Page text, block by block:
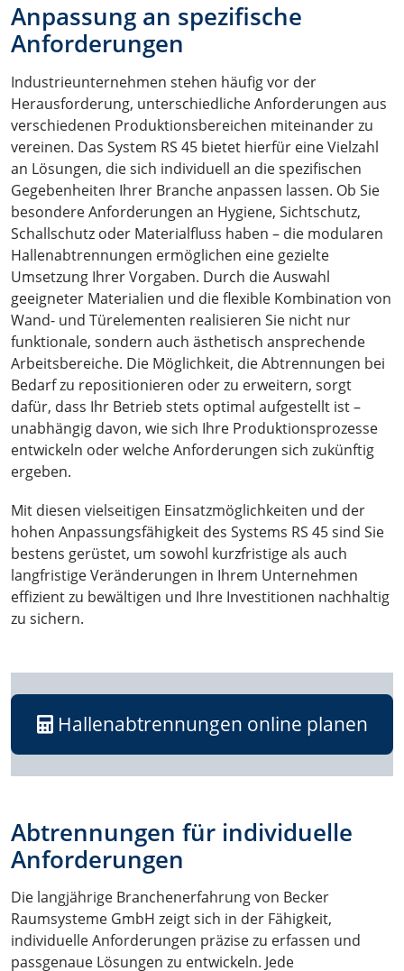
Anpassung an spezifische
Anforderungen
Industrieunternehmen stehen häufig vor der
Herausforderung, unterschiedliche Anforderungen aus
verschiedenen Produktionsbereichen miteinander zu
vereinen. Das System RS 45 bietet hierfür eine Vielzahl
an Lösungen, die sich individuell an die spezifischen
Gegebenheiten Ihrer Branche anpassen lassen. Ob Sie
besondere Anforderungen an Hygiene, Sichtschutz,
Schallschutz oder Materialfluss haben – die modularen
Hallenabtrennungen ermöglichen eine gezielte
Umsetzung Ihrer Vorgaben. Durch die Auswahl
geeigneter Materialien und die flexible Kombination von
Wand- und Türelementen realisieren Sie nicht nur
funktionale, sondern auch ästhetisch ansprechende
Arbeitsbereiche. Die Möglichkeit, die Abtrennungen bei
Bedarf zu repositionieren oder zu erweitern, sorgt
dafür, dass Ihr Betrieb stets optimal aufgestellt ist –
unabhängig davon, wie sich Ihre Produktionsprozesse
entwickeln oder welche Anforderungen sich zukünftig
ergeben.
Mit diesen vielseitigen Einsatzmöglichkeiten und der
hohen Anpassungsfähigkeit des Systems RS 45 sind Sie
bestens gerüstet, um sowohl kurzfristige als auch
langfristige Veränderungen in Ihrem Unternehmen
effizient zu bewältigen und Ihre Investitionen nachhaltig
zu sichern.
Hallenabtrennungen online planen
Abtrennungen für individuelle
Anforderungen
Die langjährige Branchenerfahrung von Becker
Raumsysteme GmbH zeigt sich in der Fähigkeit,
individuelle Anforderungen präzise zu erfassen und
passgenaue Lösungen zu entwickeln. Jede